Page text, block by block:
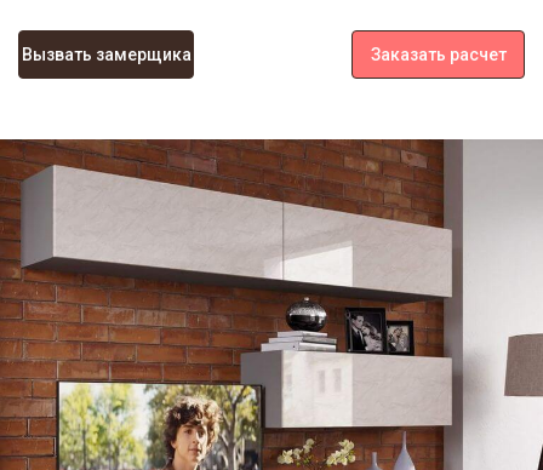
Заказать расчет
Вызвать замерщика